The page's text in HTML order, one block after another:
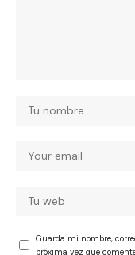
Guarda mi nombre,
próxima vez que